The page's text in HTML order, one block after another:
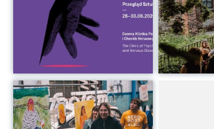
Kliknij, aby powiększyć